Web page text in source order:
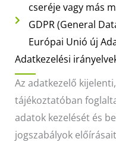
cseréje vagy más
GDPR (General
Európai Unió új
Adatkezelési
Az adatkezelő
tájékoztatóban
adatok kezelését és
jogszabályok